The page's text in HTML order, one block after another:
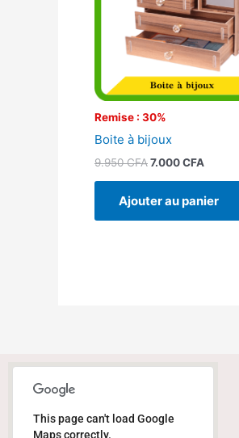
Remise : 30%
Boite à bijoux
9.950CFA7.000CFA
Ajouter au panier
This page can't load Google
Maps correctly.